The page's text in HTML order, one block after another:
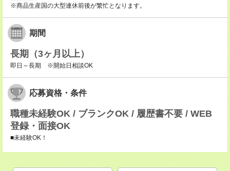
※商品生産国の大型連休前後が繁忙となります。
期間
長期（3ヶ月以上）
即日～長期 ※開始日相談OK
応募資格・条件
職種未経験OK / ブランクOK / 履歴書不要 / WEB
登録・面接OK
■未経験OK！